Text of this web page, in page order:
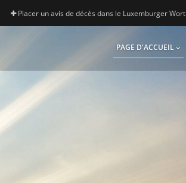
Placer un avis de décès dans le Luxemburger Wort
PAGE D'ACCUEIL